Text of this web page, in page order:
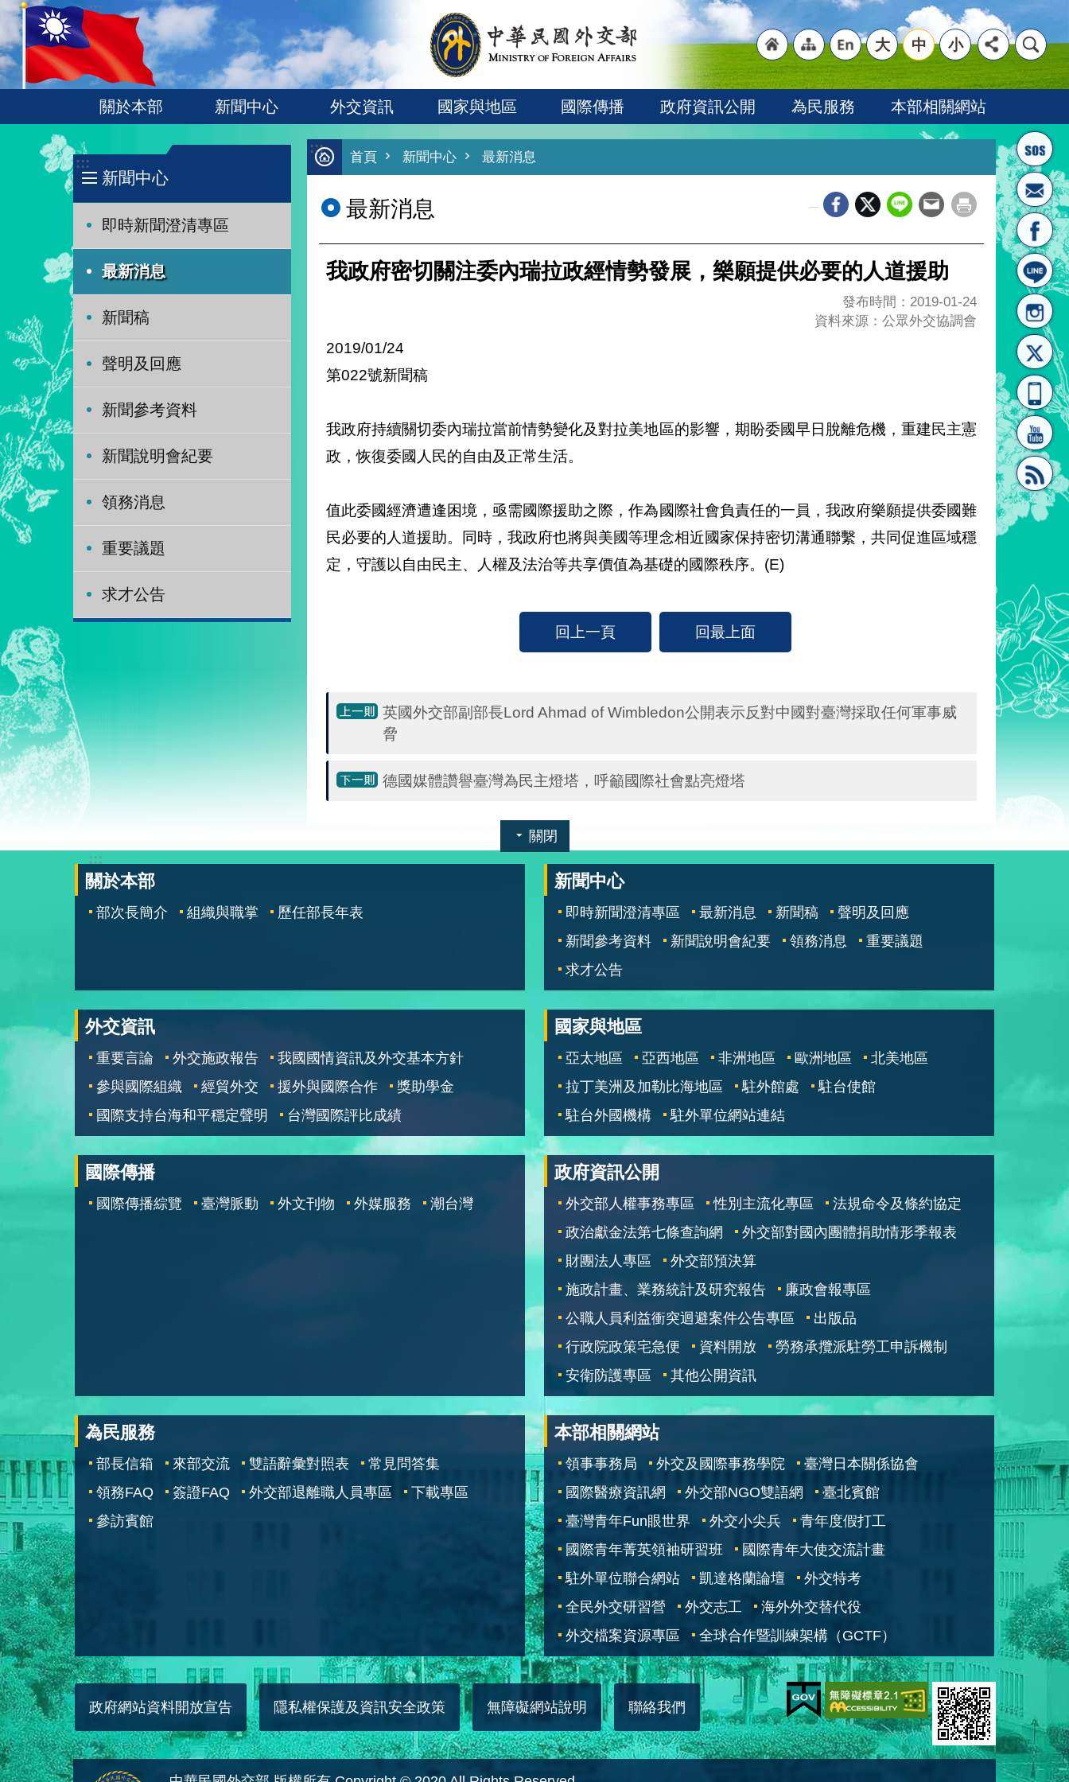
跳到主要內容區塊
:::
首頁
結]"
"網
站導
[連
"英
文語
大 中 小
關於本部 新聞中心 外交資訊 國家與地區 國際傳播 政府資訊公開 為民服務 本部相關網站
:::
新聞中心
即時新聞澄清專區
最新消息
新聞稿
聲明及回應
新聞參考資料
新聞說明會紀要
領務消息
重要議題
求才公告
:::
首頁 新聞中心 最新消息
最新消息
我政府密切關注委內瑞拉政經情勢發展，樂願提供必要的人道援助
發布時間：2019-01-24
資料來源：公眾外交協調會
2019/01/24
第022號新聞稿
我政府持續關切委內瑞拉當前情勢變化及對拉美地區的影響，期盼委國早日脫離危機，重建民主憲
政，恢復委國人民的自由及正常生活。
值此委國經濟遭逢困境，亟需國際援助之際，作為國際社會負責任的一員，我政府樂願提供委國難
民必要的人道援助。同時，我政府也將與美國等理念相近國家保持密切溝通聯繫，共同促進區域穩
定，守護以自由民主、人權及法治等共享價值為基礎的國際秩序。(E)
回上一頁 回最上面
英國外交部副部長Lord Ahmad of Wimbledon公開表示反對中國對臺灣採取任何軍事威
脅
德國媒體讚譽臺灣為民主燈塔，呼籲國際社會點亮燈塔
關閉
:::
關於本部
部次長簡介 組織與職掌 歷任部長年表
新聞中心
即時新聞澄清專區 最新消息 新聞稿
聲明及回應
新聞參考資料
新聞說明會紀要 領務消息
重要議題
求才公告
外交資訊
重要言論 外交施政報告
我國國情資訊及外交基本方針
參與國際組織
經貿外交 援外與國際合作
獎助學金
國際支持台海和平穩定聲明
台灣國際評比成績
國家與地區
亞太地區 亞西地區 非洲地區 歐洲地區
北美地區
拉丁美洲及加勒比海地區
駐外館處
駐台使館
駐台外國機構
駐外單位網站連結
國際傳播
國際傳播綜覽 臺灣脈動 外文刊物 外媒服務 潮台灣
政府資訊公開
外交部人權事務專區 性別主流化專區
法規命令及條約協定
政治獻金法第七條查詢網
外交部對國內團體捐助情形季報表
財團法人專區
外交部預決算
施政計畫、業務統計及研究報告
廉政會報專區
公職人員利益衝突迴避案件公告專區
出版品
行政院政策宅急便
資料開放
勞務承攬派駐勞工申訴機制
安衛防護專區
其他公開資訊
為民服務
部長信箱 來部交流 雙語辭彙對照表
常見問答集
領務FAQ
簽證FAQ 外交部退離職人員專區
下載專區
參訪賓館
本部相關網站
領事事務局 外交及國際事務學院
臺灣日本關係協會
國際醫療資訊網
外交部NGO雙語網
臺北賓館
臺灣青年Fun眼世界
外交小尖兵
青年度假打工
國際青年菁英領袖研習班
國際青年大使交流計畫
駐外單位聯合網站
凱達格蘭論壇
外交特考
全民外交研習營
外交志工
海外外交替代役
外交檔案資源專區
全球合作暨訓練架構（GCTF）
政府網站資料開放宣告 隱私權保護及資訊安全政策 無障礙網站說明 聯絡我們